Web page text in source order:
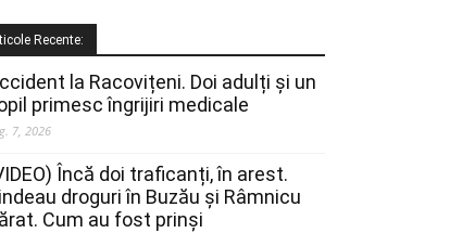
Recente:
la Racovițeni. Doi adulți și un
primesc îngrijiri medicale
7, 2026
Încă doi traficanți, în arest.
droguri în Buzău și Râmnicu
Cum au fost prinși